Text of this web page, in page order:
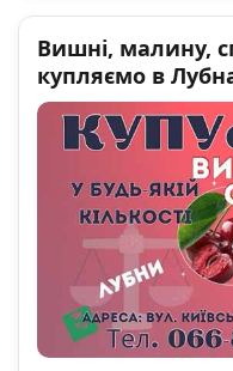
Вишні, малину,
купляємо в